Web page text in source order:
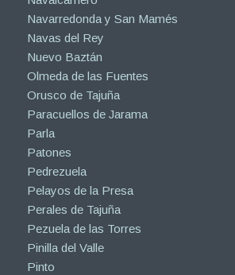
Navarredonda y San Mamés
Navas del Rey
Nuevo Baztán
Olmeda de las Fuentes
Orusco de Tajuña
Paracuellos de Jarama
Parla
Patones
Pedrezuela
Pelayos de la Presa
Perales de Tajuña
Pezuela de las Torres
Pinilla del Valle
Pinto